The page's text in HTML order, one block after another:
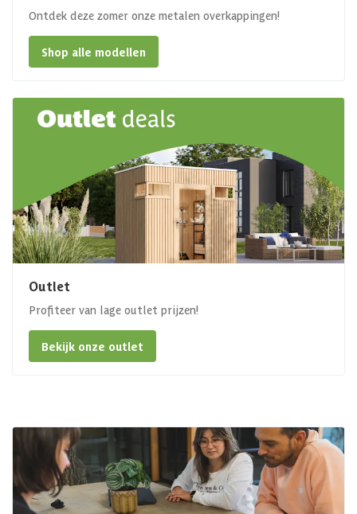
Ontdek deze zomer onze metalen overkappingen!
Shop alle modellen
Outlet
Profiteer van lage outlet prijzen!
Bekijk onze outlet